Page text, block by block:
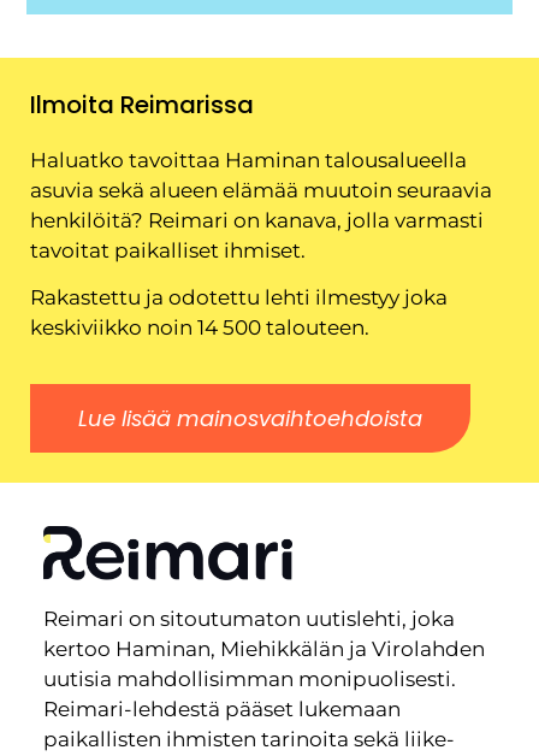
Ilmoita Reimarissa
Haluatko tavoittaa Haminan talousalueella
asuvia sekä alueen elämää muutoin seuraavia
henkilöitä? Reimari on kanava, jolla varmasti
tavoitat paikalliset ihmiset.
Rakastettu ja odotettu lehti ilmestyy joka
keskiviikko noin 14 500 talouteen.
Lue lisää mainosvaihtoehdoista
Reimari on sitoutumaton uutislehti, joka
kertoo Haminan, Miehikkälän ja Virolahden
uutisia mahdollisimman monipuolisesti.
Reimari-lehdestä pääset lukemaan
paikallisten ihmisten tarinoita sekä liike-